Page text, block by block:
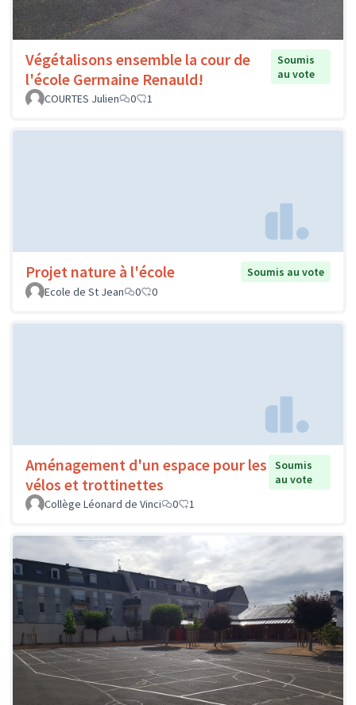
Végétalisons ensemble la cour de
l'école Germaine Renauld!
Soumis
au vote
COURTES Julien
0 1
Projet nature à l'école
Soumis au vote
Ecole de St Jean
0 0
Aménagement d'un espace pour les
vélos et trottinettes
Soumis
au vote
Collège Léonard de Vinci
0 1